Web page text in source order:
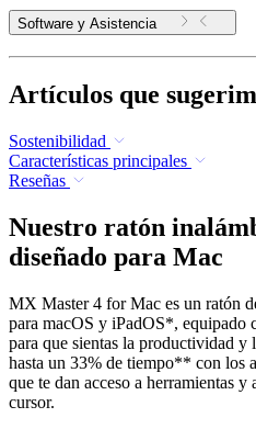
Software y Asistencia
Artículos que
Sostenibilidad
Características principales
Reseñas
Nuestro ratón
diseñado para Mac
MX Master 4 for Mac es un ratón
para macOS y iPadOS*, equipado
para que sientas la productividad y
hasta un 33% de tiempo** con los
que te dan acceso a herramientas y
cursor.